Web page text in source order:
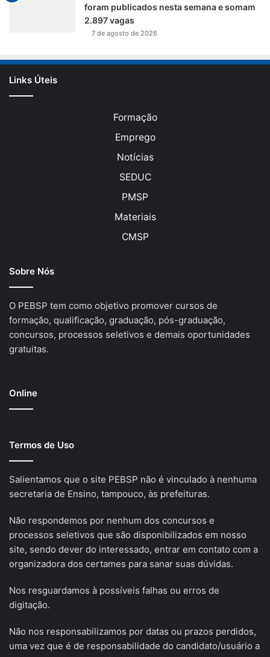
foram publicados nesta semana e somam
2.897 vagas
7 de agosto de 2026
Links Úteis
Formação
Emprego
Notícias
SEDUC
PMSP
Materiais
CMSP
Sobre Nós
O PEBSP tem como objetivo promover cursos de
formação, qualificação, graduação, pós-graduação,
concursos, processos seletivos e demais oportunidades
gratuitas.
Online
Termos de Uso
Salientamos que o site PEBSP não é vinculado à nenhuma
secretaria de Ensino, tampouco, às prefeituras.
Não respondemos por nenhum dos concursos e
processos seletivos que são disponibilizados em nosso
site, sendo dever do interessado, entrar em contato com a
organizadora dos certames para sanar suas dúvidas.
Nos resguardamos à possíveis falhas ou erros de
digitação.
Não nos responsabilizamos por datas ou prazos perdidos,
uma vez que é de responsabilidade do candidato/usuário a